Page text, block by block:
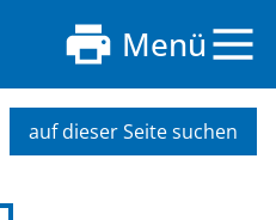
Menü
auf dieser Seite suchen